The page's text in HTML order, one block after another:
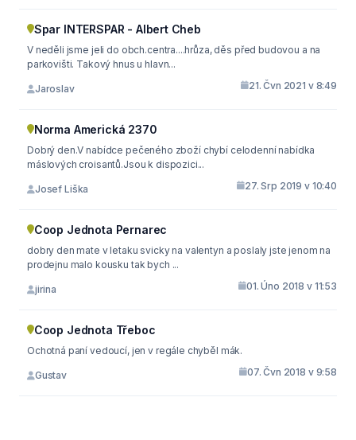
Spar INTERSPAR - Albert Cheb
V neděli jsme jeli do obch.centra....hrůza, děs před budovou a na
parkovišti. Takový hnus u hlavn...
Jaroslav 21. Čvn 2021 v 8:49
Norma Americká 2370
Dobrý den.V nabídce pečeného zboží chybí celodenní nabídka
máslových croisantů.Jsou k dispozici...
Josef Liška 27. Srp 2019 v 10:40
Coop Jednota Pernarec
dobry den mate v letaku svicky na valentyn a poslaly jste jenom na
prodejnu malo kousku tak bych ...
jirina 01. Úno 2018 v 11:53
Coop Jednota Třeboc
Ochotná paní vedoucí, jen v regále chyběl mák.
Gustav 07. Čvn 2018 v 9:58